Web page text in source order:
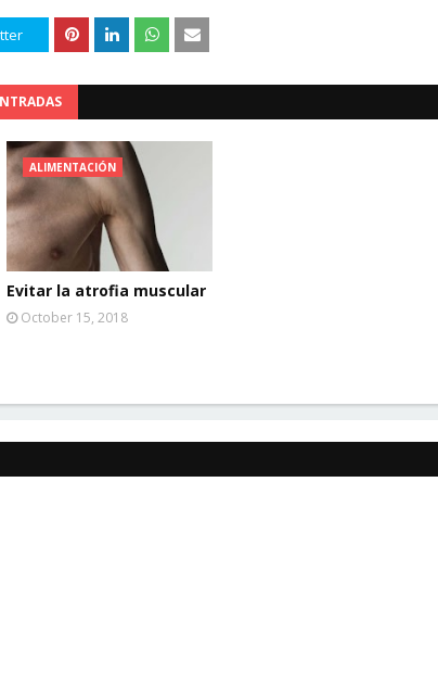
ALIMENTACIÓN
Evitar la atrofia muscular
October 15, 2018